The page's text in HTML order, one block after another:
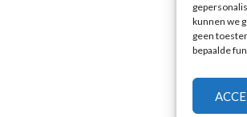
kunnen we
geen
bepaalde